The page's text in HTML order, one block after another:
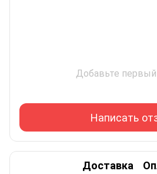
Добавьте
Написать
Доставка